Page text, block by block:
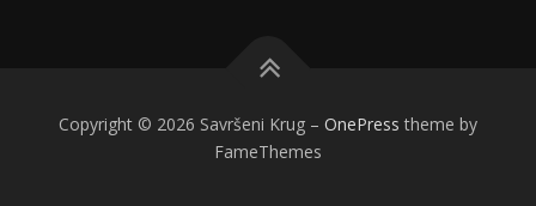
Copyright © 2026 Savršeni Krug – OnePress theme by
FameThemes